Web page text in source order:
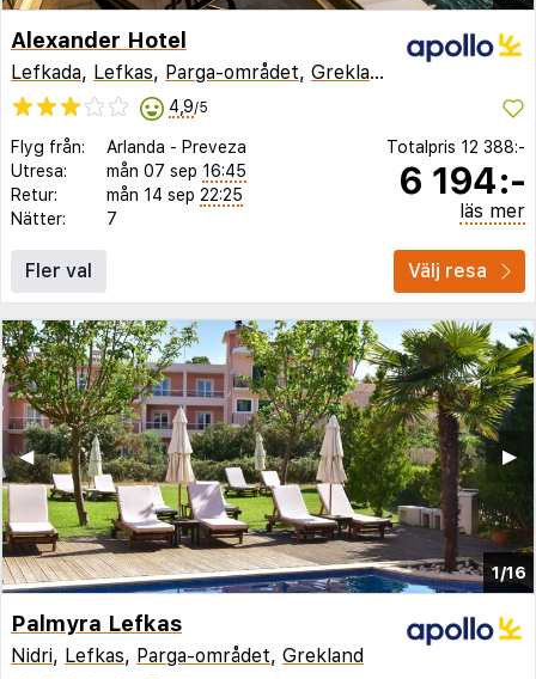
Alexander Hotel
Lefkada, Lefkas, Parga-området, Grekland
4,9/5
Flyg från: Arlanda - Preveza
Utresa:
mån 07 sep 16:45
Retur:
mån 14 sep 22:25
Nätter:
7
Totalpris 12 388:-
6 194:-
läs mer
Fler val Välj resa
1/16
▶︎
◀︎
Palmyra Lefkas
Nidri, Lefkas, Parga-området, Grekland